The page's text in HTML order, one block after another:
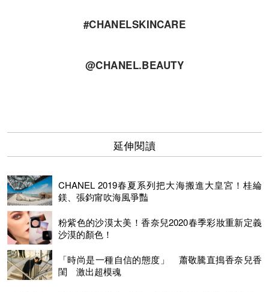
#CHANELSKINCARE
@CHANEL.BEAUTY
延伸閱讀
CHANEL 2019春夏系列把大海搬進大皇宮！桂綸
鎂、張鈞甯吹海風爭豔
粉紫色的沙漠太美！香奈兒2020春季彩妝重新定義
沙漠的顏色！
「時尚是一種自信的態度」 蕭敬騰直搗香奈兒香
閨 激出超模魂